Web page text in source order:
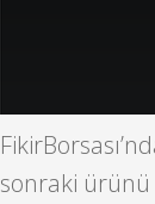
sonraki